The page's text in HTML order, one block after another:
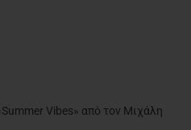
Vibes» από τον Μιχάλη